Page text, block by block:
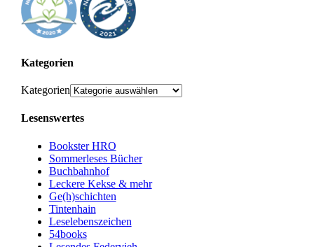
Kategorien
Kategorien
Lesenswertes
Bookster HRO
Sommerleses Bücher
Buchbahnhof
Leckere Kekse & mehr
Ge(h)schichten
Tintenhain
Leselebenszeichen
54books